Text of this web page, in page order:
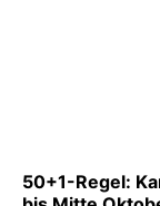
50+1-Regel: